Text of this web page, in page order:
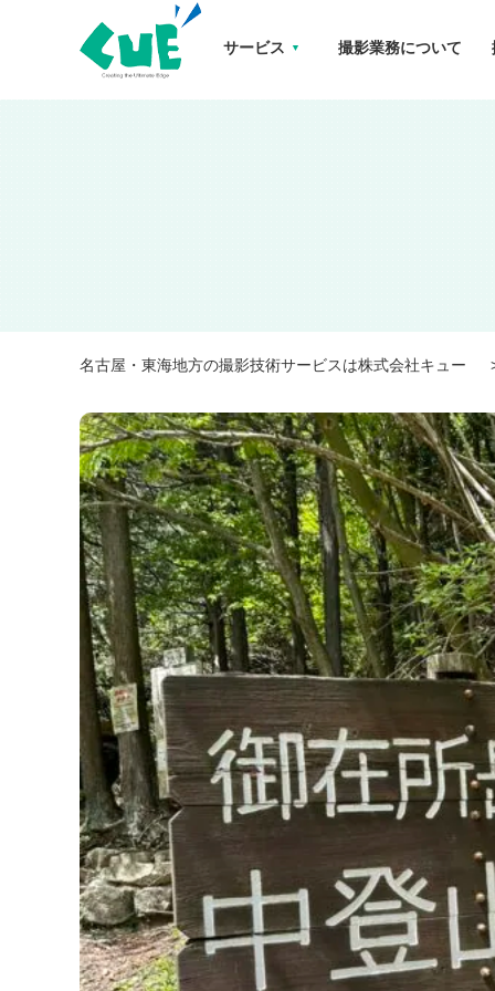
初めての御在所 名古屋・東海地方の撮影技術サービスは株式会社キュー
サービス 撮影業務について
名古屋・東海地方の撮影技術サービスは株式会社キュー
初めての御在所
撮影 2024.07.19
こんにちは
撮影部山口です。
いよいよ暑くなってきましたね。皆さん熱中症対
日本の南のあたり出身の私ですが、名古屋の日差
今回は、以前テレビロケで初めて御在所に行った